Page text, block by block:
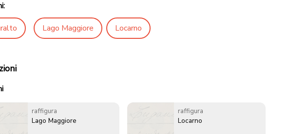
Lago Maggiore Locarno
raffigura
Lago Maggiore
raffigura
Locarno